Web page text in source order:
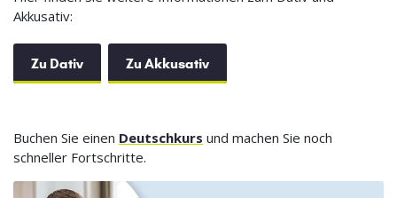
Akkusativ:
Zu Dativ Zu Akkusativ
Buchen Sie einen Deutschkurs und machen Sie noch
schneller Fortschritte.